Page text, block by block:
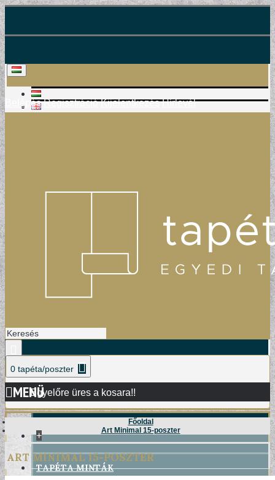
Belépés Regisztráció Kijelentkezés Hírlevél
0 tapéta/poszter
Egyelőre üres a kosara!!
MENÜ
+
TAPÉTA MINTÁK
Főoldal
Art Minimal 15-poszter
ART MINIMAL 15-POSZTER